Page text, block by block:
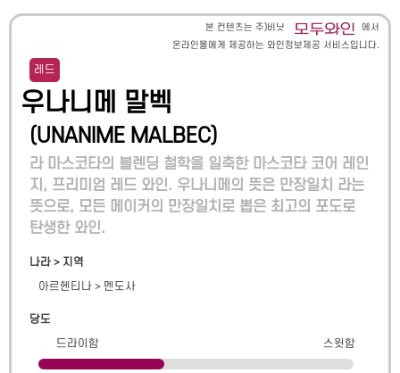
본 컨텐츠는 주)비닛
에서
온라인몰에게 제공하는 와인정보제공 서비스입니다.
레드
우나니메 말벡
(UNANIME MALBEC)
라 마스코타의 블렌딩 철학을 일축한 마스코타 코어 레인
지, 프리미엄 레드 와인. 우나니메의 뜻은 만장일치 라는
뜻으로, 모든 메이커의 만장일치로 뽑은 최고의 포도로
탄생한 와인.
나라 > 지역
아르헨티나 > 멘도사
당도
드라이함
스윗함